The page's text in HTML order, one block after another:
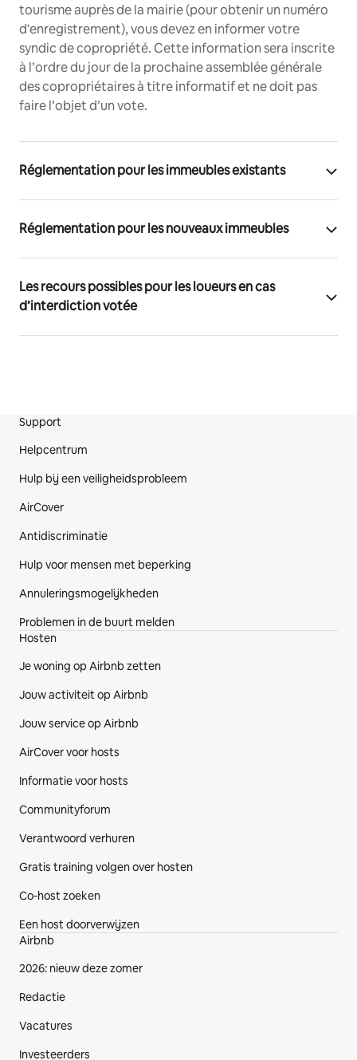
tourisme auprès de la mairie (pour obtenir un numéro
d'enregistrement), vous devez en informer votre
syndic de copropriété. Cette information sera inscrite
à l’ordre du jour de la prochaine assemblée générale
des copropriétaires à titre informatif et ne doit pas
faire l’objet d’un vote.
Réglementation pour les immeubles existants
Réglementation pour les nouveaux immeubles
Les recours possibles pour les loueurs en cas
d’interdiction votée
Voettekst van de website
Support
Helpcentrum
Hulp bij een veiligheidsprobleem
AirCover
Antidiscriminatie
Hulp voor mensen met beperking
Annuleringsmogelijkheden
Problemen in de buurt melden
Hosten
Je woning op Airbnb zetten
Jouw activiteit op Airbnb
Jouw service op Airbnb
AirCover voor hosts
Informatie voor hosts
Communityforum
Verantwoord verhuren
Gratis training volgen over hosten
Co‑host zoeken
Een host doorverwijzen
Airbnb
2026: nieuw deze zomer
Redactie
Vacatures
Investeerders